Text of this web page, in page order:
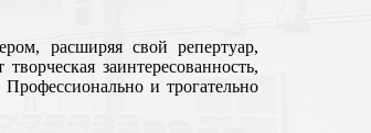
расширяя свой репертуар,
заинтересованность,
и трогательно